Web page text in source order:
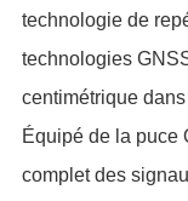
technologie de
technologies
centimétrique
Équipé de la puce
complet des